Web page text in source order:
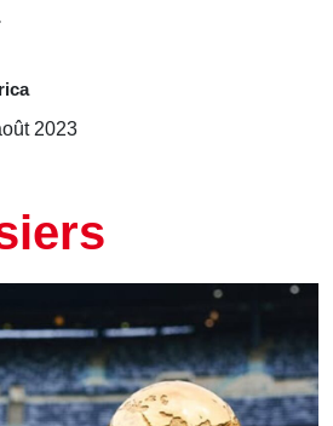
2023